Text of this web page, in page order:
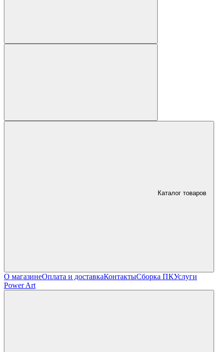
Каталог товаров
О магазинеОплата и доставкаКонтактыСборка ПКУслуги
Power Art